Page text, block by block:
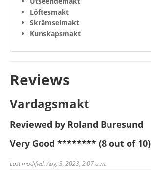
Löftesmakt
Skrämselmakt
Kunskapsmakt
Reviews
Vardagsmakt
Reviewed by Roland Buresund
Very Good ******** (8 out of 10)
Last modified: Aug. 3, 2023, 2:07 a.m.